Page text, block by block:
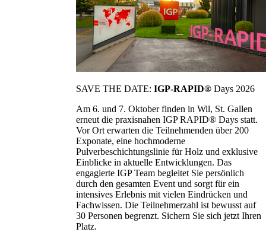
SAVE THE DATE: IGP-RAPID® Days 2026
Am 6. und 7. Oktober finden in Wil, St. Gallen
erneut die praxisnahen IGP RAPID® Days statt.
Vor Ort erwarten die Teilnehmenden über 200
Exponate, eine hochmoderne
Pulverbeschichtungslinie für Holz und exklusive
Einblicke in aktuelle Entwicklungen. Das
engagierte IGP Team begleitet Sie persönlich
durch den gesamten Event und sorgt für ein
intensives Erlebnis mit vielen Eindrücken und
Fachwissen. Die Teilnehmerzahl ist bewusst auf
30 Personen begrenzt. Sichern Sie sich jetzt Ihren
Platz.